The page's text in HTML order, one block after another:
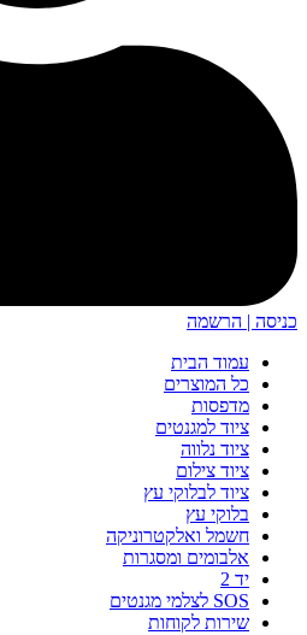
| הרשמה
עמוד הבית
כל המוצרים
מדפסות
ציוד למגנטים
ציוד נלווה
ציוד צילום
ציוד לבלוקי עץ
בלוקי עץ
חשמל ואלקטרוניקה
אלבומים ומסגרות
יד 2
SOS לצלמי מגנטים
שירות לקוחות